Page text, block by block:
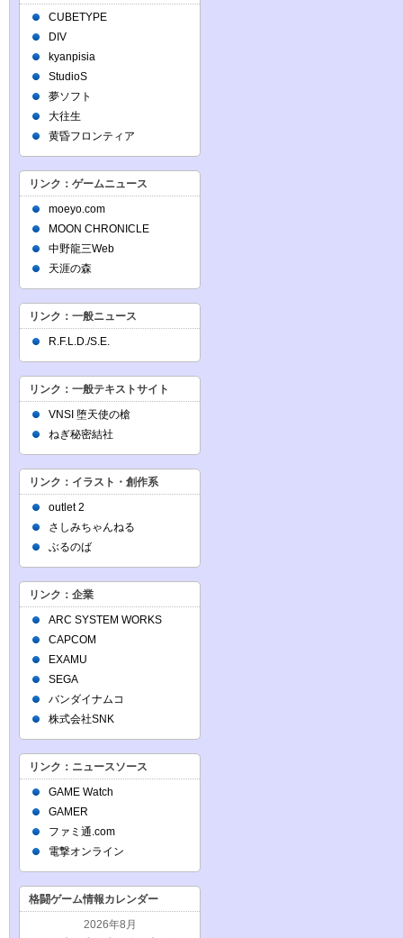
CUBETYPE
DIV
kyanpisia
StudioS
夢ソフト
大往生
黄昏フロンティア
リンク：ゲームニュース
moeyo.com
MOON CHRONICLE
中野龍三Web
天涯の森
リンク：一般ニュース
R.F.L.D./S.E.
リンク：一般テキストサイト
VNSI 堕天使の槍
ねぎ秘密結社
リンク：イラスト・創作系
outlet 2
さしみちゃんねる
ぶるのば
リンク：企業
ARC SYSTEM WORKS
CAPCOM
EXAMU
SEGA
バンダイナムコ
株式会社SNK
リンク：ニュースソース
GAME Watch
GAMER
ファミ通.com
電撃オンライン
格闘ゲーム情報カレンダー
2026年8月